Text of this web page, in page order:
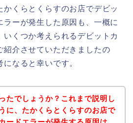
かくらとくらすのお店でデビッ
ラーが発生した原因も、一概に
いくつか考えられるデビットカ
紹介させていただきましたの
なると幸いです。
たでしょうか？これまで説明し
に、たかくらとくらすのお店で